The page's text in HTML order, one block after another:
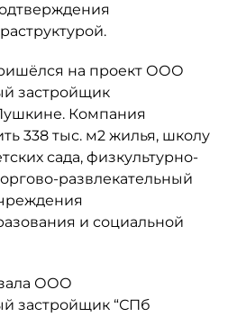
на проект ООО
застройщик
Компания
338 тыс. м2 жилья, школу
сада, физкультурно-
развлекательный
и социальной
ООО
застройщик “СПб